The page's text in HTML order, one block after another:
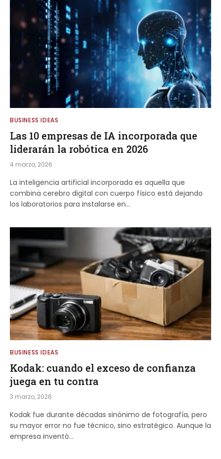
BUSINESS IDEAS
Las 10 empresas de IA incorporada que
liderarán la robótica en 2026
4 marzo, 2026
La inteligencia artificial incorporada es aquella que
combina cerebro digital con cuerpo físico está dejando
los laboratorios para instalarse en…
BUSINESS IDEAS
Kodak: cuando el exceso de confianza
juega en tu contra
3 marzo, 2026
Kodak fue durante décadas sinónimo de fotografía, pero
su mayor error no fue técnico, sino estratégico. Aunque la
empresa inventó…